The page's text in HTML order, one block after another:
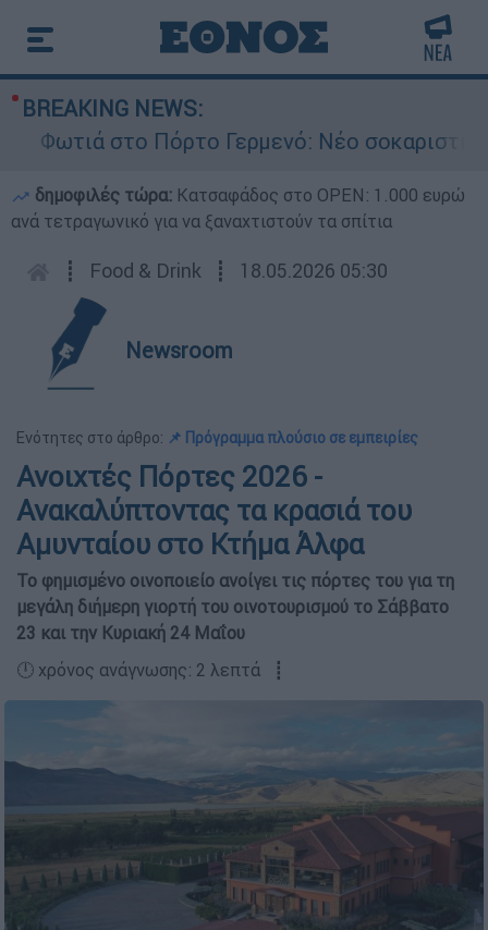
BREAKING NEWS:
Φωτιά στο Πόρτο Γερμενό: Νέο σοκαριστικό
δημοφιλές τώρα: Κατσαφάδος στο OPEN: 1.000 ευρώ
ανά τετραγωνικό για να ξαναχτιστούν τα σπίτια
┋ Food & Drink ┋ 18.05.2026 05:30
Newsroom
Ενότητες στο άρθρο: 📌 Πρόγραμμα πλούσιο σε εμπειρίες
Ανοιχτές Πόρτες 2026 -
Ανακαλύπτοντας τα κρασιά του
Αμυνταίου στο Κτήμα Άλφα
Το φημισμένο οινοποιείο ανοίγει τις πόρτες του για τη
μεγάλη διήμερη γιορτή του οινοτουρισμού το Σάββατο
23 και την Κυριακή 24 Μαΐου
🕛 χρόνος ανάγνωσης: 2 λεπτά ┋